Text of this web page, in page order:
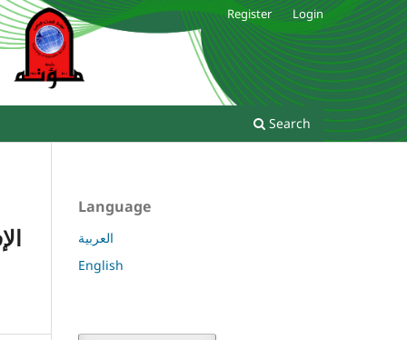
Search
Register Login
Language
العربية
English